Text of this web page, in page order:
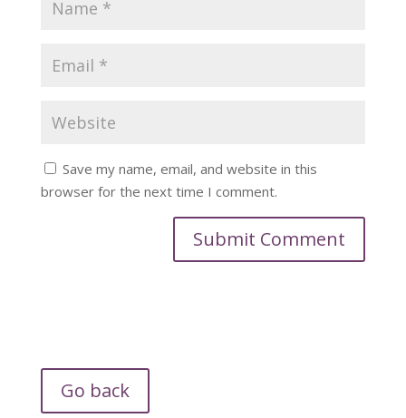
Save my name, email, and website in this
browser for the next time I comment.
Go back